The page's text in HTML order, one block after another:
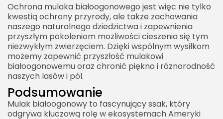
Ochrona mulaka białoogonowego jest więc nie tylko
kwestią ochrony przyrody, ale także zachowania
naszego naturalnego dziedzictwa i zapewnienia
przyszłym pokoleniom możliwości cieszenia się tym
niezwykłym zwierzęciem. Dzięki wspólnym wysiłkom
możemy zapewnić przyszłość mulakowi
białoogonowemu oraz chronić piękno i różnorodność
naszych lasów i pól.
Podsumowanie
Mulak białoogonowy to fascynujący ssak, który
odgrywa kluczową rolę w ekosystemach Ameryki